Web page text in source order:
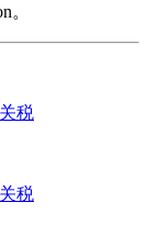
。
税
税